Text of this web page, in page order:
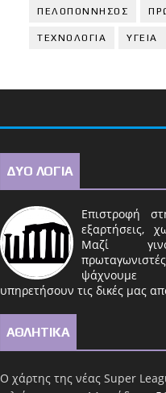
ΠΕΛΟΠΟΝΝΗΣΟΣ
ΤΕΧΝΟΛΟΓΙΑ ΥΓΕΙΑ
ΔΥΟ ΛΟΓΙΑ
Επιστροφή
εξαρτήσεις,
Μαζί
ψάχνουμε
υπηρετήσουν τις δικές μας
ΑΘΛΗΤΙΚΑ
Ο χάρτης της νέας Super